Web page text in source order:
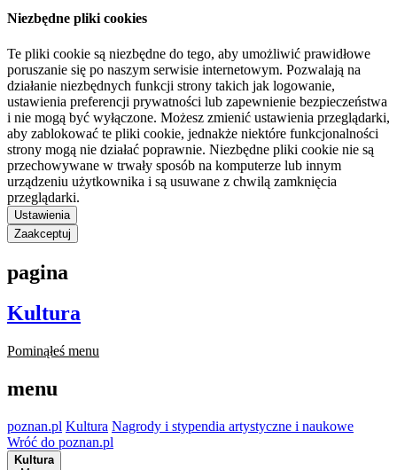
Niezbędne pliki cookies
Te pliki cookie są niezbędne do tego, aby umożliwić prawidłowe
poruszanie się po naszym serwisie internetowym. Pozwalają na
działanie niezbędnych funkcji strony takich jak logowanie,
ustawienia preferencji prywatności lub zapewnienie bezpieczeństwa
i nie mogą być wyłączone. Możesz zmienić ustawienia przeglądarki,
aby zablokować te pliki cookie, jednakże niektóre funkcjonalności
strony mogą nie działać poprawnie. Niezbędne pliki cookie nie są
przechowywane w trwały sposób na komputerze lub innym
urządzeniu użytkownika i są usuwane z chwilą zamknięcia
przeglądarki.
Ustawienia
Zaakceptuj
pagina
Kultura
Pominąłeś menu
menu
poznan.pl Kultura Nagrody i stypendia artystyczne i naukowe
Wróć do poznan.pl
Kultura